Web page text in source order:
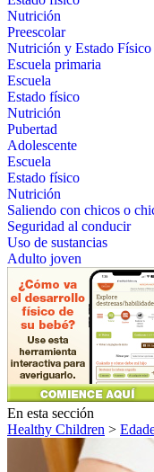
Nutrición
Preescolar
Nutrición y Estado Físico
Escuela primaria
Escuela
Estado físico
Nutrición
Pubertad
Adolescente
Escuela
Estado físico
Nutrición
Saliendo con chicos o
Seguridad al conducir
Uso de sustancias
Adulto joven
En esta sección
Healthy Children >